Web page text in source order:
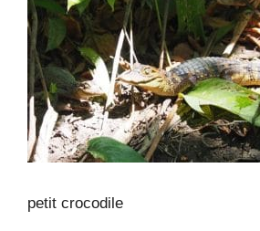
petit crocodile